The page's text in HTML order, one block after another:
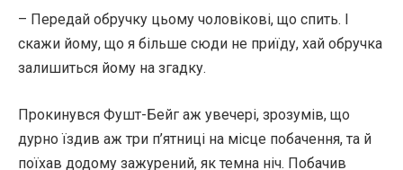
– Передай обручку цьому чоловікові, що спить. І
скажи йому, що я більше сюди не приїду, хай обручка
залишиться йому на згадку.
Прокинувся Фушт-Бейг аж увечері, зрозумів, що
дурно їздив аж три п’ятниці на місце побачення, та й
поїхав додому зажурений, як темна ніч. Побачив